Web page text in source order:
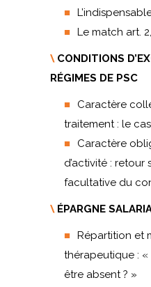
Le match art.
\ CONDITIONS
RÉGIMES DE PSC
Caractère
traitement : le
Caractère
d’activité : retour
facultative du
\ ÉPARGNE
Répartition et
thérapeutique :
être absent ? »